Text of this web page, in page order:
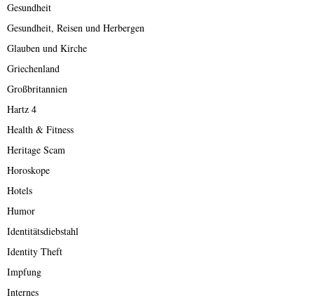
Gesundheit
Gesundheit, Reisen und Herbergen
Glauben und Kirche
Griechenland
Großbritannien
Hartz 4
Health & Fitness
Heritage Scam
Horoskope
Hotels
Humor
Identitätsdiebstahl
Identity Theft
Impfung
Internes